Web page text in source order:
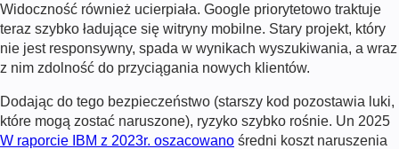
Widoczność również ucierpiała. Google priorytetowo traktuje
teraz szybko ładujące się witryny mobilne. Stary projekt, który
nie jest responsywny, spada w wynikach wyszukiwania, a wraz
z nim zdolność do przyciągania nowych klientów.
Dodając do tego bezpieczeństwo (starszy kod pozostawia luki,
które mogą zostać naruszone), ryzyko szybko rośnie. Un 2025
W raporcie IBM z 2023r. oszacowano średni koszt naruszenia